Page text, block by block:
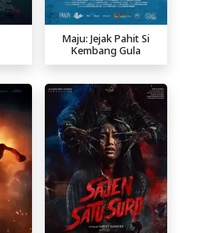
Maju: Jejak Pahit Si
Kembang Gula